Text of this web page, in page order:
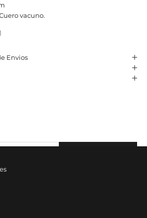
vacuno.
Envios
club y recibí contenido y beneficios